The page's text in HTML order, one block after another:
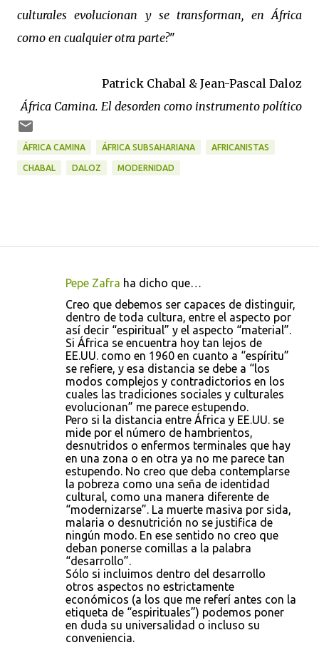
culturales evolucionan y se transforman, en África
como en cualquier otra parte?"
Patrick Chabal & Jean-Pascal Daloz
África Camina. El desorden como instrumento político
ÁFRICA CAMINA ÁFRICA SUBSAHARIANA AFRICANISTAS
CHABAL DALOZ MODERNIDAD
Pepe Zafra ha dicho que…
Creo que debemos ser capaces de distinguir,
dentro de toda cultura, entre el aspecto por
así decir “espiritual” y el aspecto “material”.
Si África se encuentra hoy tan lejos de
EE.UU. como en 1960 en cuanto a “espíritu”
se refiere, y esa distancia se debe a “los
modos complejos y contradictorios en los
cuales las tradiciones sociales y culturales
evolucionan” me parece estupendo.
Pero si la distancia entre África y EE.UU. se
mide por el número de hambrientos,
desnutridos o enfermos terminales que hay
en una zona o en otra ya no me parece tan
estupendo. No creo que deba contemplarse
la pobreza como una seña de identidad
cultural, como una manera diferente de
“modernizarse”. La muerte masiva por sida,
malaria o desnutrición no se justifica de
ningún modo. En ese sentido no creo que
deban ponerse comillas a la palabra
“desarrollo”.
Sólo si incluimos dentro del desarrollo
otros aspectos no estrictamente
económicos (a los que me referí antes con la
etiqueta de “espirituales”) podemos poner
en duda su universalidad o incluso su
conveniencia.